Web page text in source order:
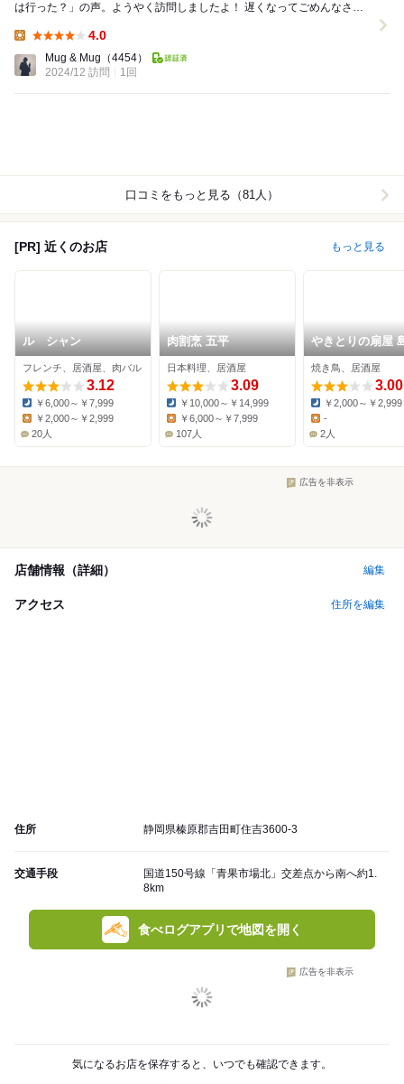
は行った？」の声。ようやく訪問しましたよ！ 遅くなってごめんなさい
4.0
Mug & Mug （4454）
2024/12 訪問
1回
口コミをもっと見る（81人）
[PR] 近くのお店 もっと見る
ル シャン
フレンチ、居酒屋、肉バル
3.12
Dinner:
￥6,000～￥7,999
Lunch:
￥2,000～￥2,999
20人
肉割烹 五平
日本料理、居酒屋
3.09
Dinner:
￥10,000～￥14,999
￥6,000～￥7,999
107人
やきとりの扇屋
店
焼き鳥、居酒屋
3.00
Dinner:
￥2,000～￥2,999
Lunch:
-
2人
広告を非表示
店舗情報（詳細） 編集
アクセス 住所を編集
住所 静岡県榛原郡吉田町住吉3600-3
交通手段
国道150号線「青果市場北」交差点から南へ約1.
8km
食べログアプリで地図を開く
広告を非表示
気になるお店を保存すると、いつでも確認できます。